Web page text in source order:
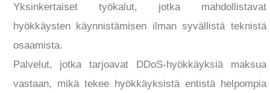
Yksinkertaiset työkalut, jotka mahdollistavat
hyökkäysten käynnistämisen ilman syvällistä teknistä
osaamista.
Palvelut, jotka tarjoavat DDoS-hyökkäyksiä maksua
vastaan, mikä tekee hyökkäyksistä entistä helpompia